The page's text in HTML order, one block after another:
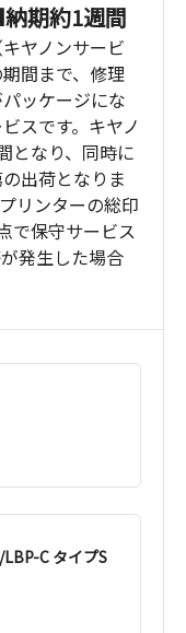
期約1週間
ヤノンサービ
間まで、修理
ッケージにな
スです。キヤノ
となり、同時に
出荷となりま
リンターの総印
で保守サービス
発生した場合
C タイプS